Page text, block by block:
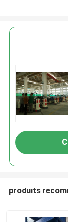
produits